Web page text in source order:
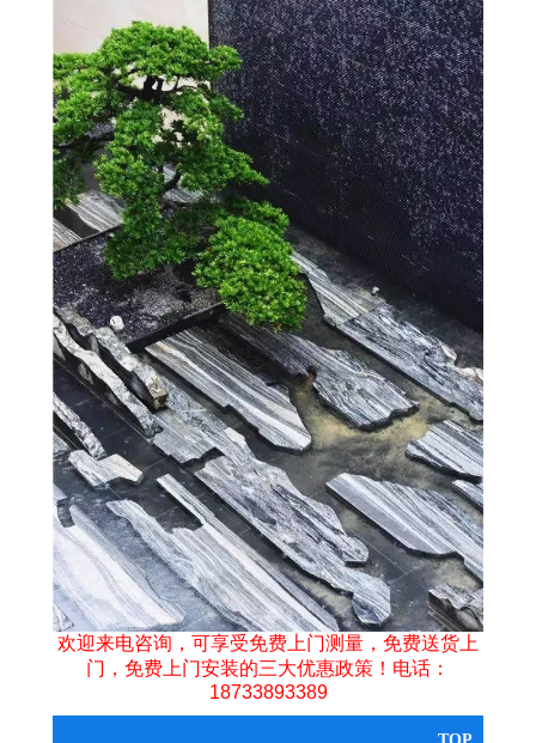
欢迎来电咨询，可享受免费上门测量，免费送货上
门，免费上门安装的三大优惠政策！电话：
18733893389
TOP